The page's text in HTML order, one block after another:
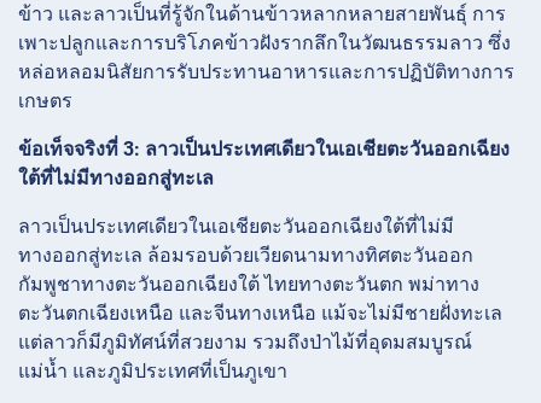
ข้าว และลาวเป็นที่รู้จักในด้านข้าวหลากหลายสายพันธุ์ การ
เพาะปลูกและการบริโภคข้าวฝังรากลึกในวัฒนธรรมลาว ซึ่ง
หล่อหลอมนิสัยการรับประทานอาหารและการปฏิบัติทางการ
เกษตร
ข้อเท็จจริงที่ 3: ลาวเป็นประเทศเดียวในเอเชียตะวันออกเฉียง
ใต้ที่ไม่มีทางออกสู่ทะเล
ลาวเป็นประเทศเดียวในเอเชียตะวันออกเฉียงใต้ที่ไม่มี
ทางออกสู่ทะเล ล้อมรอบด้วยเวียดนามทางทิศตะวันออก
กัมพูชาทางตะวันออกเฉียงใต้ ไทยทางตะวันตก พม่าทาง
ตะวันตกเฉียงเหนือ และจีนทางเหนือ แม้จะไม่มีชายฝั่งทะเล
แต่ลาวก็มีภูมิทัศน์ที่สวยงาม รวมถึงป่าไม้ที่อุดมสมบูรณ์
แม่น้ำ และภูมิประเทศที่เป็นภูเขา